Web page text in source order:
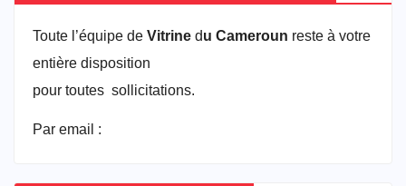
Toute l’équipe de Vitrine du Cameroun reste à votre
entière disposition
pour toutes sollicitations.
Par email :